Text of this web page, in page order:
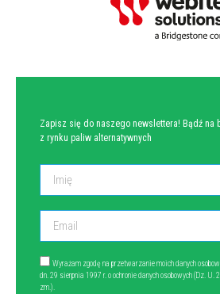
Zapisz się do naszego newslettera! Bądź na
z rynku paliw alternatywnych
Wyrażam zgodę na przetwarzanie moich danych
dn. 29 sierpnia 1997 r. o ochronie danych osobowych (Dz. U.
zm.).